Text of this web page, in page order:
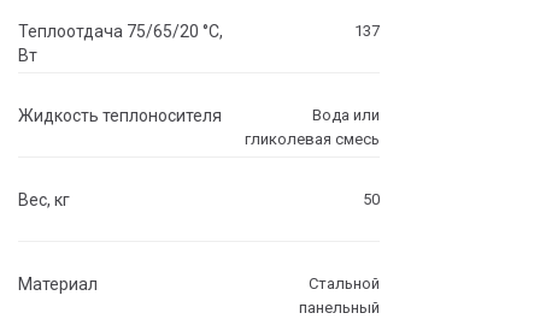
Теплоотдача 75/65/20 °C,
Вт
137
Жидкость теплоносителя
Вода или
гликолевая смесь
Вес, кг 50
Материал
Стальной
панельный